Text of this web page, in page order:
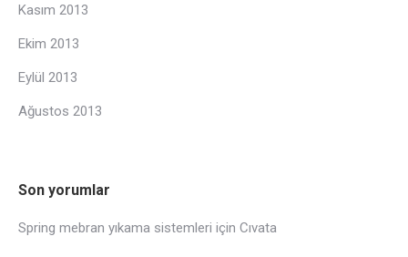
Kasım 2013
Ekim 2013
Eylül 2013
Ağustos 2013
Son yorumlar
Spring mebran yıkama sistemleri için Cıvata